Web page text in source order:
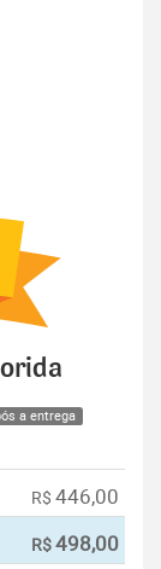
a entrega
R$ 446,00
R$498,00